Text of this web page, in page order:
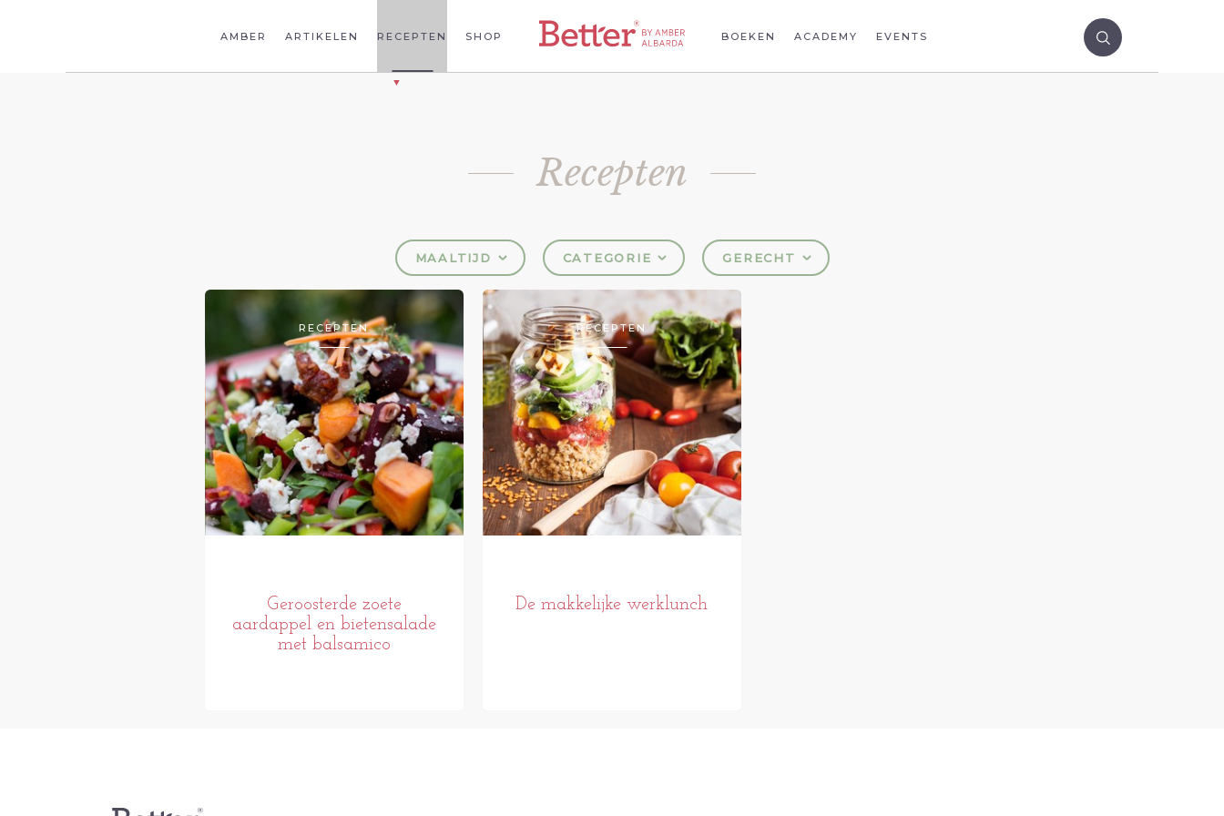
AMBER ARTIKELEN RECEPTEN SHOP BOEKEN ACADEMY EVENTS
Recepten
MAALTIJD CATEGORIE GERECHT
RECEPTEN
Geroosterde zoete
aardappel en bietensalade
met balsamico
RECEPTEN
De makkelijke werklunch